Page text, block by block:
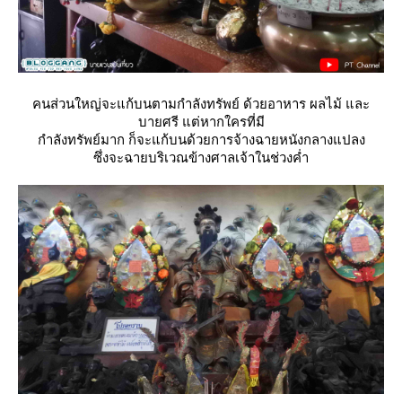
คนส่วนใหญ่จะแก้บนตามกำลังทรัพย์ ด้วยอาหาร ผลไม้ และ
บายศรี แต่หากใครที่มี
กำลังทรัพย์มาก ก็จะแก้บนด้วยการจ้างฉายหนังกลางแปลง
ซึ่งจะฉายบริเวณข้างศาลเจ้าในช่วงค่ำ